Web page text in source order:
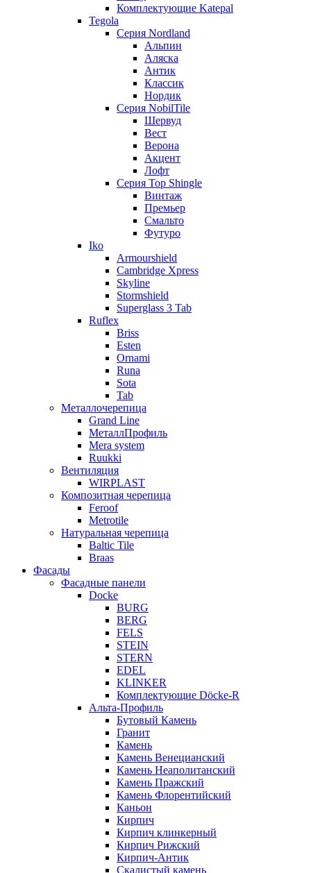
Комплектующие Katepal
Tegola
Серия Nordland
Альпин
Аляска
Антик
Классик
Нордик
Серия NobilTile
Шервуд
Вест
Верона
Акцент
Лофт
Серия Top Shingle
Винтаж
Премьер
Смальто
Футуро
Iko
Armourshield
Cambridge Xpress
Skyline
Stormshield
Superglass 3 Tab
Ruflex
Briss
Esten
Ornami
Runa
Sota
Tab
Металлочерепица
Grand Line
МеталлПрофиль
Mera system
Ruukki
Вентиляция
WIRPLAST
Композитная черепица
Feroof
Metrotile
Натуральная черепица
Baltic Tile
Braas
Фасады
Фасадные панели
Docke
BURG
BERG
FELS
STEIN
STERN
EDEL
KLINKER
Комплектующие Döcke-R
Альта-Профиль
Бутовый Камень
Гранит
Камень
Камень Венецианский
Камень Неаполитанский
Камень Пражский
Камень Флорентийский
Каньон
Кирпич
Кирпич клинкерный
Кирпич Рижский
Кирпич-Антик
Скалистый камень